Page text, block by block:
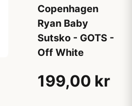
Copenhagen
Ryan Baby
Sutsko - GOTS -
Off White
199,00 kr